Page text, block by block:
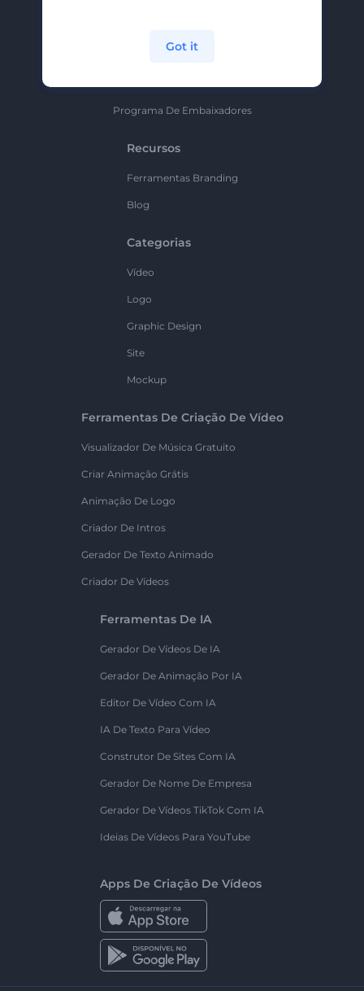
Programa De Embaixadores
Recursos
Ferramentas Branding
Blog
Categorias
Vídeo
Logo
Graphic Design
Site
Mockup
Ferramentas De Criação De Vídeo
Visualizador De Música Gratuito
Criar Animação Grátis
Animação De Logo
Criador De Intros
Gerador De Texto Animado
Criador De Vídeos
Ferramentas De IA
Gerador De Vídeos De IA
Gerador De Animação Por IA
Editor De Vídeo Com IA
IA De Texto Para Vídeo
Construtor De Sites Com IA
Gerador De Nome De Empresa
Gerador De Vídeos TikTok Com IA
Ideias De Vídeos Para YouTube
Apps De Criação De Vídeos
Got it